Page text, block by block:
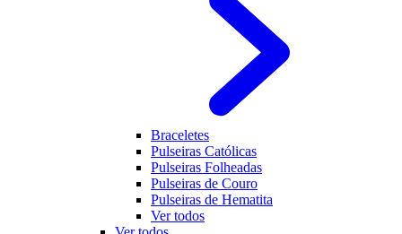
Braceletes
Pulseiras Católicas
Pulseiras Folheadas
Pulseiras de Couro
Pulseiras de Hematita
Ver todos